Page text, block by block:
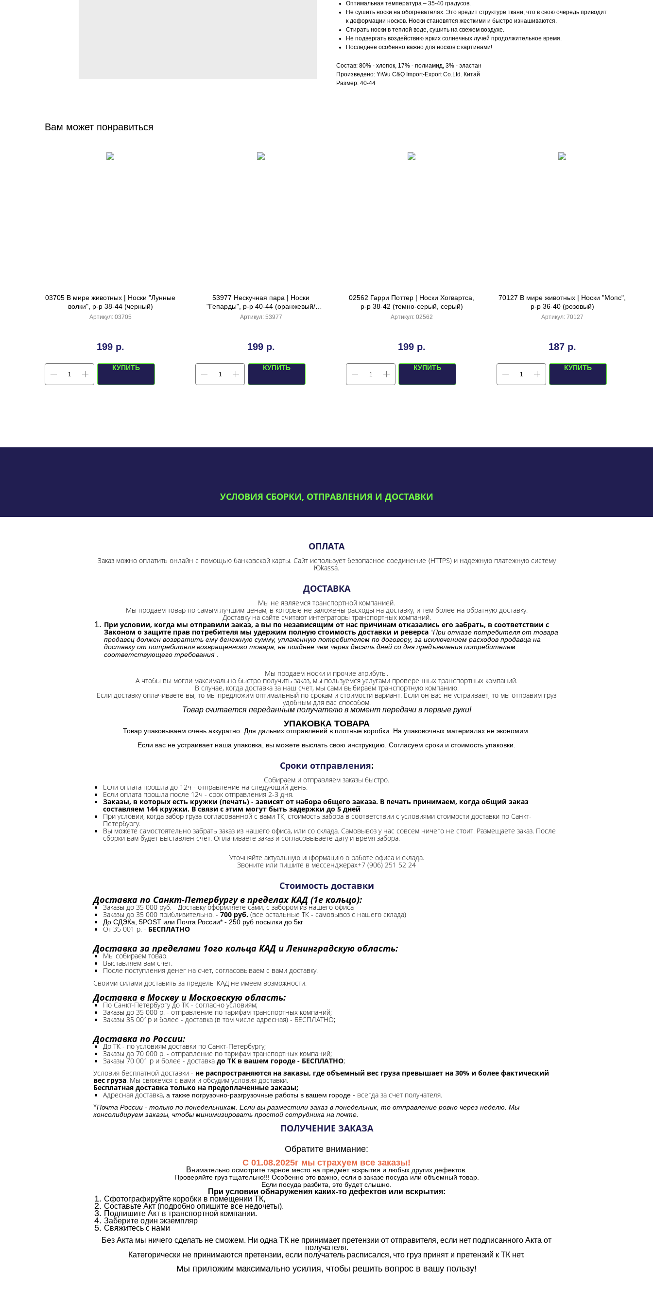
Оптимальная температура – 35-40 градусов.
Не сушить носки на обогревателях. Это вредит структуре ткани, что в свою очередь приводит
к деформации носков. Носки становятся жесткими и быстро изнашиваются.
Стирать носки в теплой воде, сушить на свежем воздухе.
Не подвергать воздействию ярких солнечных лучей продолжительное время.
Последнее особенно важно для носков с картинами!
Состав: 80% - хлопок, 17% - полиамид, 3% - эластан
Произведено: YiWu C&Q Import-Export Co.Ltd. Китай
Размер: 40-44
Вам может понравиться
03705 В мире животных | Носки "Лунные
волки", р-р 38-44 (черный)
Артикул: 03705
199 р.
КУПИТЬ
53977 Нескучная пара | Носки
"Гепарды", р-р 40-44 (оранжевый/
графит)
Артикул: 53977
199 р.
КУПИТЬ
02562 Гарри Поттер | Носки Хогвартса,
р-р 38-42 (темно-серый, серый)
Артикул: 02562
199 р.
КУПИТЬ
70127 В мире животных | Носки "Мопс",
р-р 36-40 (розовый)
Артикул: 70127
187 р.
КУПИТЬ
УСЛОВИЯ СБОРКИ, ОТПРАВЛЕНИЯ И ДОСТАВКИ
ОПЛАТА
Заказ можно оплатить онлайн с помощью банковской карты. Сайт использует безопасное соединение (HTTPS) и надежную платежную систему
Юkassa.
ДОСТАВКА
Мы не являемся транспортной компанией.
Мы продаем товар по самым лучшим ценам, в которые не заложены расходы на доставку, и тем более на обратную доставку.
Доставку на сайте считают интеграторы транспортных компаний.
При условии, когда мы отправили заказ, а вы по независящим от нас причинам отказались его забрать, в соответствии с
Законом о защите прав потребителя мы удержим полную стоимость доставки и реверса "При отказе потребителя от товара
продавец должен возвратить ему денежную сумму, уплаченную потребителем по договору, за исключением расходов продавца на
доставку от потребителя возвращенного товара, не позднее чем через десять дней со дня предъявления потребителем
соответствующего требования".
Мы продаем носки и прочие атрибуты.
А чтобы вы могли максимально быстро получить заказ, мы пользуемся услугами проверенных транспортных компаний.
В случае, когда доставка за наш счет, мы сами выбираем транспортную компанию.
Если доставку оплачиваете вы, то мы предложим оптимальный по срокам и стоимости вариант. Если он вас не устраивает, то мы отправим груз
удобным для вас способом.
Товар считается переданным получателю в момент передачи в первые руки!
УПАКОВКА ТОВАРА
Товар упаковываем очень аккуратно. Для дальних отправлений в плотные коробки. На упаковочных материалах не экономим.
Если вас не устраивает наша упаковка, вы можете выслать свою инструкцию. Согласуем сроки и стоимость упаковки.
Сроки отправления:
Собираем и отправляем заказы быстро.
Если оплата прошла до 12ч - отправление на следующий день.
Если оплата прошла после 12ч - срок отправления 2-3 дня.
Заказы, в которых есть кружки (печать) - зависят от набора общего заказа. В печать принимаем, когда общий заказ
составляем 144 кружки. В связи с этим могут быть задержки до 5 дней
При условии, когда забор груза согласованной с вами ТК, стоимость забора в соответствии с условиями стоимости доставки по Санкт-
Петербургу.
Вы можете самостоятельно забрать заказ из нашего офиса, или со склада. Самовывоз у нас совсем ничего не стоит. Размещаете заказ. После
сборки вам будет выставлен счет. Оплачиваете заказ и согласовываете дату и время забора.
Уточняйте актуальную информацию о работе офиса и склада.
Звоните или пишите в мессенджерах+7 (906) 251 52 24
Стоимость доставки
Доставка по Санкт-Петербургу в пределах КАД (1е кольцо):
Заказы до 35 000 руб. - Доставку оформляете сами, с забором из нашего офиса
Заказы до 35 000 приблизительно. - 700 руб. (все остальные ТК - самовывоз с нашего склада)
До СДЭКа, 5POST или Почта России* - 250 руб посылки до 5кг
От 35 001 р. - БЕСПЛАТНО
Доставка за пределами 1ого кольца КАД и Ленинградскую область:
Мы собираем товар.
Выставляем вам счет.
После поступления денег на счет, согласовываем с вами доставку.
Своими силами доставить за пределы КАД не имеем возможности.​
Доставка в Москву и Московскую область:
По Санкт-Петербургу до ТК - согласно условиям;
Заказы до 35 000 р. - отправление по тарифам транспортных компаний;
Заказы 35 001р и более - доставка (в том числе адресная) - БЕСПЛАТНО;
Доставка по России:
До ТК - по условиям доставки по Санкт-Петербургу;
Заказы до 70 000 р. - отправление по тарифам транспортных компаний;
Заказы 70 001 р и более - доставка до ТК в вашем городе - БЕСПЛАТНО;
Условия бесплатной доставки - не распространяются на заказы, где объемный вес груза превышает на 30% и более фактический
вес груза. Мы свяжемся с вами и обсудим условия доставки.
Бесплатная доставка только на предоплаченные заказы;
Адресная доставка, а также погрузочно-разгрузочные работы в вашем городе - всегда за счет получателя.
*Почта России - только по понедельникам. Если вы разместили заказ в понедельник, то отправление ровно через неделю. Мы
консолидируем заказы, чтобы минимизировать простой сотрудника на почте.
ПОЛУЧЕНИЕ ЗАКАЗА
Обратите внимание:
С 01.08.2025г мы страхуем все заказы!
Внимательно осмотрите тарное место на предмет вскрытия и любых других дефектов.
Проверяйте груз тщательно!!! Особенно это важно, если в заказе посуда или объемный товар.
Если посуда разбита, это будет слышно.
При условии обнаружения каких-то дефектов или вскрытия:
Сфотографируйте коробки в помещении ТК,
Составьте Акт (подробно опишите все недочеты).
Подпишите Акт в транспортной компании.
Заберите один экземпляр
Свяжитесь с нами
Без Акта мы ничего сделать не сможем. Ни одна ТК не принимает претензии от отправителя, если нет подписанного Акта от
получателя.
Категорически не принимаются претензии, если получатель расписался, что груз принят и претензий к ТК нет.
Мы приложим максимально усилия, чтобы решить вопрос в вашу пользу!